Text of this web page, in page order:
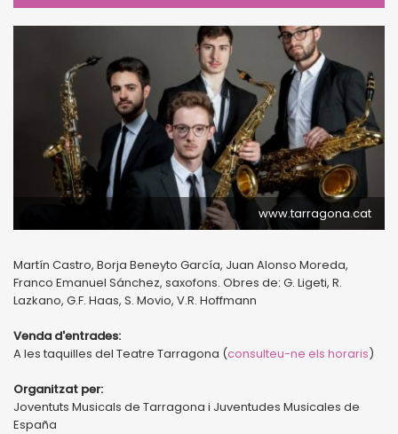
www.tarragona.cat
Martín Castro, Borja Beneyto García, Juan Alonso Moreda,
Franco Emanuel Sánchez, saxofons. Obres de: G. Ligeti, R.
Lazkano, G.F. Haas, S. Movio, V.R. Hoffmann
Venda d'entrades:
A les taquilles del Teatre Tarragona (consulteu-ne els horaris)
Organitzat per:
Joventuts Musicals de Tarragona i Juventudes Musicales de
España